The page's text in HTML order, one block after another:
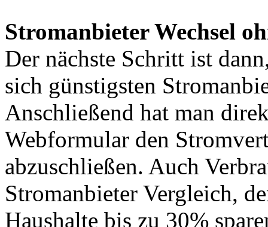
Stromanbieter Wechsel
Der nächste Schritt ist
sich günstigsten
Anschließend hat man
Webformular den
abzuschließen. Auch
Stromanbieter Vergleich,
Haushalte bis zu 30%